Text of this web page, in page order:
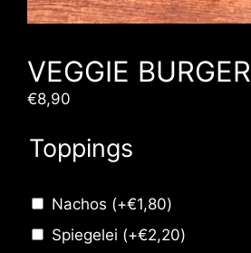
VEGGIE BURGER
€8,90
Toppings
Nachos (+€1,80)
Spiegelei (+€2,20)